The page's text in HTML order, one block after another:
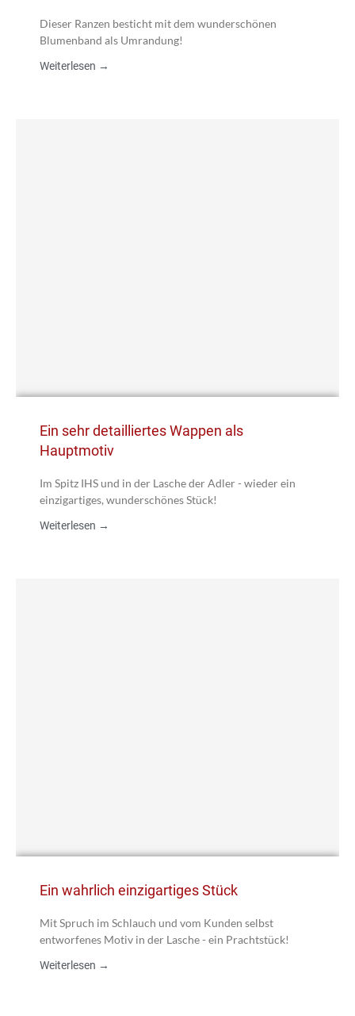
Dieser Ranzen besticht mit dem wunderschönen
Blumenband als Umrandung!
Weiterlesen →
Ein sehr detailliertes Wappen als
Hauptmotiv
Im Spitz IHS und in der Lasche der Adler - wieder ein
einzigartiges, wunderschönes Stück!
Weiterlesen →
Ein wahrlich einzigartiges Stück
Mit Spruch im Schlauch und vom Kunden selbst
entworfenes Motiv in der Lasche - ein Prachtstück!
Weiterlesen →